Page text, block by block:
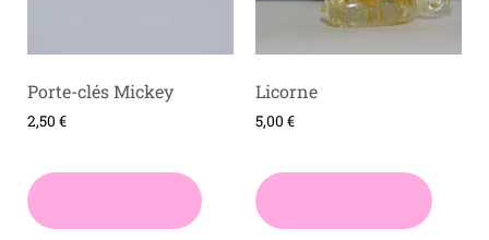
Porte-clés Mickey
2,50 €
Licorne
5,00 €